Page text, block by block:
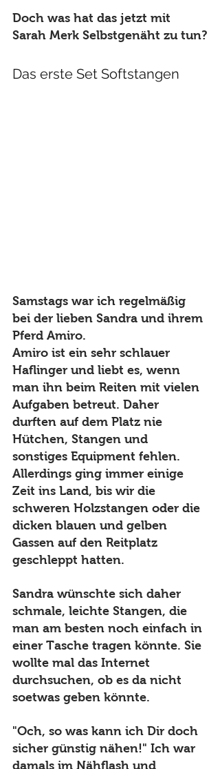
Doch was hat das jetzt mit
Sarah Merk Selbstgenäht zu tun?
Das erste Set Softstangen
Samstags war ich regelmäßig
bei der lieben Sandra und ihrem
Pferd Amiro.
Amiro ist ein sehr schlauer
Haflinger und liebt es, wenn
man ihn beim Reiten mit vielen
Aufgaben betreut. Daher
durften auf dem Platz nie
Hütchen, Stangen und
sonstiges Equipment fehlen.
Allerdings ging immer einige
Zeit ins Land, bis wir die
schweren Holzstangen oder die
dicken blauen und gelben
Gassen auf den Reitplatz
geschleppt hatten.
Sandra wünschte sich daher
schmale, leichte Stangen, die
man am besten noch einfach in
einer Tasche tragen könnte. Sie
wollte mal das Internet
durchsuchen, ob es da nicht
soetwas geben könnte.
"Och, so was kann ich Dir doch
sicher günstig nähen!" Ich war
damals im Nähflash und